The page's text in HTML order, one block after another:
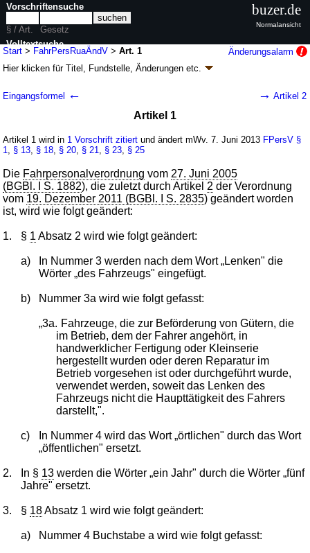
Start > FahrPersRuaÄndV >Art. 1
Änderungsalarm
Hier klicken fürTitel, Fundstelle, Änderungen etc.
fahrpersonalrechtlicher,
güterkraftverkehrsrechtlicher und
zulassungsrechtlicher Vorschriften
(FahrPersRuaÄndVk.a.Abk.
V. v. 22.05.2013 BGBl. I S. 1395
); Geltung ab 07.06.2013
3 Änderungen | Drucksachen / Entwurf / Begründung |
wird in 3 Vorschriften zitiert
Eingangsformel ← → Artikel 2
Artikel 1
Artikel 1 wird in 1 Vorschrift zitiert und ändert mWv. 7. Juni 2013 FPersV §
1
§ 13 § 18 § 20 § 21 § 23 § 25
Die Fahrpersonalverordnung vom 27. Juni 2005
(BGBl. I S. 1882), die zuletzt durch Artikel 2 der Verordnung
vom 19. Dezember 2011 (BGBl. I S. 2835) geändert worden
ist, wird wie folgt geändert:
1. § 1 Absatz 2 wird wie folgt geändert:
a)
In Nummer 3 werden nach dem Wort „Lenken" die
Wörter „des Fahrzeugs" eingefügt.
b) Nummer 3a wird wie folgt gefasst:
„3a. Fahrzeuge, die zur Beförderung von Gütern, die
im Betrieb, dem der Fahrer angehört, in
handwerklicher Fertigung oder Kleinserie
hergestellt wurden oder deren Reparatur im
Betrieb vorgesehen ist oder durchgeführt wurde,
verwendet werden, soweit das Lenken des
Fahrzeugs nicht die Haupttätigkeit des Fahrers
darstellt,".
c)
In Nummer 4 wird das Wort „örtlichen" durch das Wort
„öffentlichen" ersetzt.
2. In § 13 werden die Wörter „ein Jahr" durch die Wörter „fünf
Jahre" ersetzt.
3. § 18Absatz 1 wird wie folgt geändert:
a) Nummer 4 Buchstabe a wird wie folgt gefasst:
Vorschriftensuche
§ / Art.
Gesetz
Volltextsuche
nur in FahrPersRuaÄndV
buzer.de
Normalansicht